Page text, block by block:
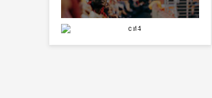
НАУКА И ТЕХНИКА